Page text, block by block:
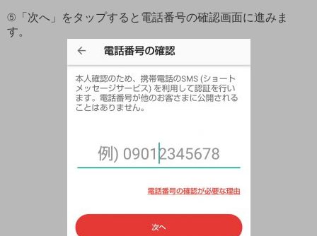
⑤「次へ」をタップすると電話番号の確認画面に進みま
す。